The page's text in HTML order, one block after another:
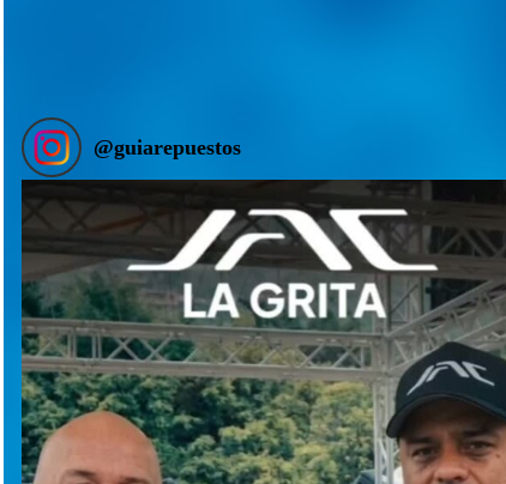
@guiarepuestos